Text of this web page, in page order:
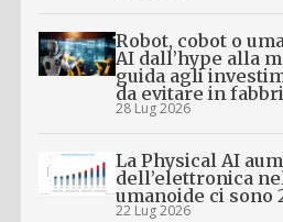
Robot, cobot o
AI dall’hype alla
guida agli
da evitare in
28 Lug 2026
La Physical AI
dell’elettronica
umanoide ci sono
22 Lug 2026